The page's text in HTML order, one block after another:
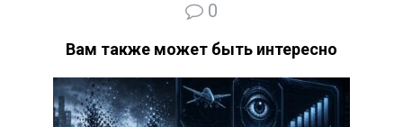
0
Вам также может быть интересно